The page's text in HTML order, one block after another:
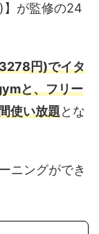
】が監修の24
円)でイタ
と、フリー
使い放題とな
ニングができ